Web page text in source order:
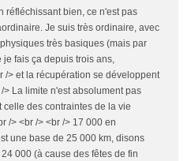
réfléchissant bien, ce n'est pas
Je suis très ordinaire, avec
très basiques (mais par
je fais ça depuis trois ans,
/> et la récupération se développent
> La limite n'est absolument pas
celle des contraintes de la vie
/> <br /> <br /> 17 000 en
une base de 25 000 km, disons
000 (à cause des fêtes de fin